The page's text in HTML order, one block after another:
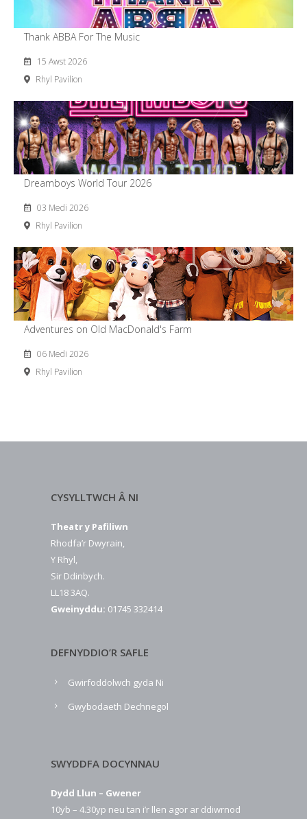
Thank ABBA For The Music
15 Awst 2026
Rhyl Pavilion
Dreamboys World Tour 2026
03 Medi 2026
Rhyl Pavilion
Adventures on Old MacDonald's Farm
06 Medi 2026
Rhyl Pavilion
CYSYLLTWCH Â NI
Theatr y Pafiliwn
Rhodfa’r Dwyrain,
Y Rhyl,
Sir Ddinbych.
LL18 3AQ.
Gweinyddu: 01745 332414
DEFNYDDIO’R SAFLE
Gwirfoddolwch gyda Ni
Gwybodaeth Dechnegol
SWYDDFA DOCYNNAU
Dydd Llun – Gwener
10yb – 4.30yp neu tan i’r llen agor ar ddiwrnod